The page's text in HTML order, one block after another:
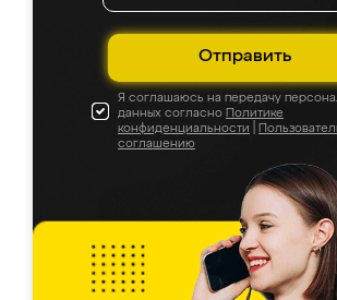
Отправить
Я соглашаюсь на передачу
данных согласно Политике
конфиденциальности
соглашению